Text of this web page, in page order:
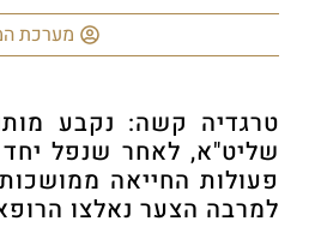
מערכת
שליט"א, לאחר שנפל
פעולות החייאה
למרבה הצער נאלצו